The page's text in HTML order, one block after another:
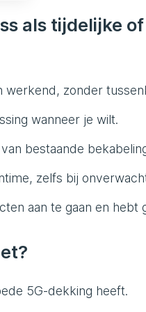
als tijdelijke
werkend, zonder
wanneer je wilt.
bestaande
zelfs bij
aan te gaan en hebt
5G-dekking heeft.